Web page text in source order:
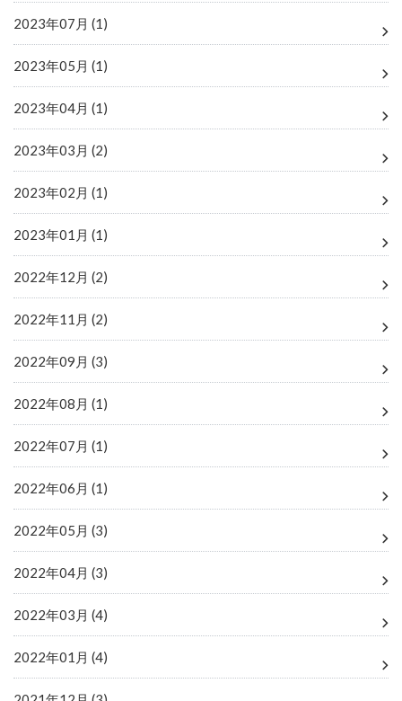
2023年07月 (1)
2023年05月 (1)
2023年04月 (1)
2023年03月 (2)
2023年02月 (1)
2023年01月 (1)
2022年12月 (2)
2022年11月 (2)
2022年09月 (3)
2022年08月 (1)
2022年07月 (1)
2022年06月 (1)
2022年05月 (3)
2022年04月 (3)
2022年03月 (4)
2022年01月 (4)